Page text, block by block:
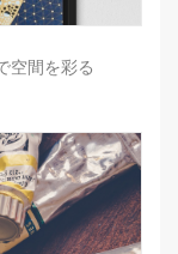
空間を彩る